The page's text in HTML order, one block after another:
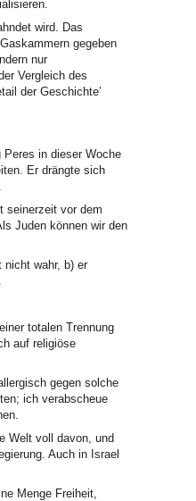
wird. Das
gegeben
nur
Vergleich des
der Geschichte’
in dieser Woche
Er drängte sich
seinerzeit vor dem
Juden können wir den
nicht wahr, b) er
totalen Trennung
auf religiöse
gegen solche
ich verabscheue
Welt voll davon, und
Auch in Israel
Menge Freiheit,